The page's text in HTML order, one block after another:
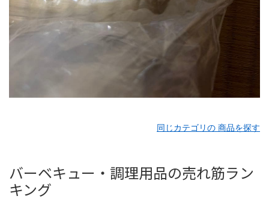
同じカテゴリの 商品を探す
バーベキュー・調理用品の売れ筋ラン
キング